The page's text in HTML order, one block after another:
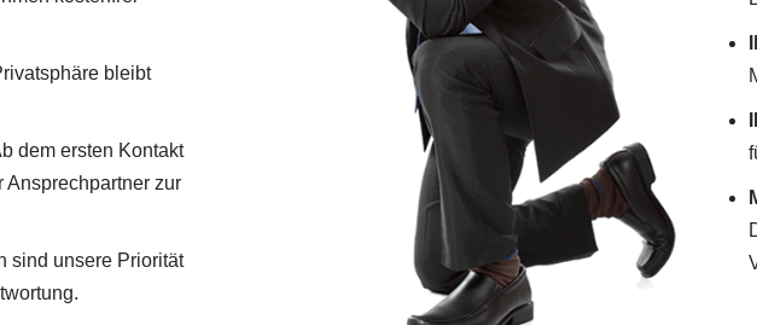
bleibt
dem ersten Kontakt
Ansprechpartner zur
sind unsere Priorität